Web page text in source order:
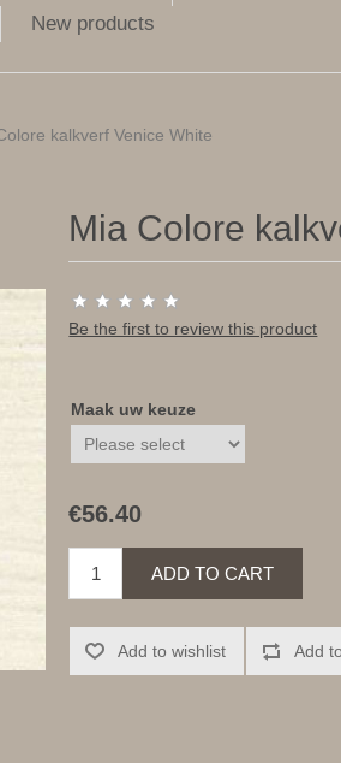
New products
kalkverf Venice White
Mia Colore
Be the first to review this product
Maak uw keuze
€56.40
ADD TO CART
Add to wishlist Add